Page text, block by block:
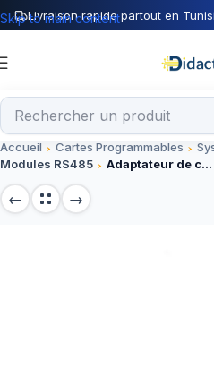
Livraison rapide partout en
Skip to main content
Accueil Cartes Programmables
Modules RS485
Adaptateur de convertisseur USB vers RS485 Win7 XP